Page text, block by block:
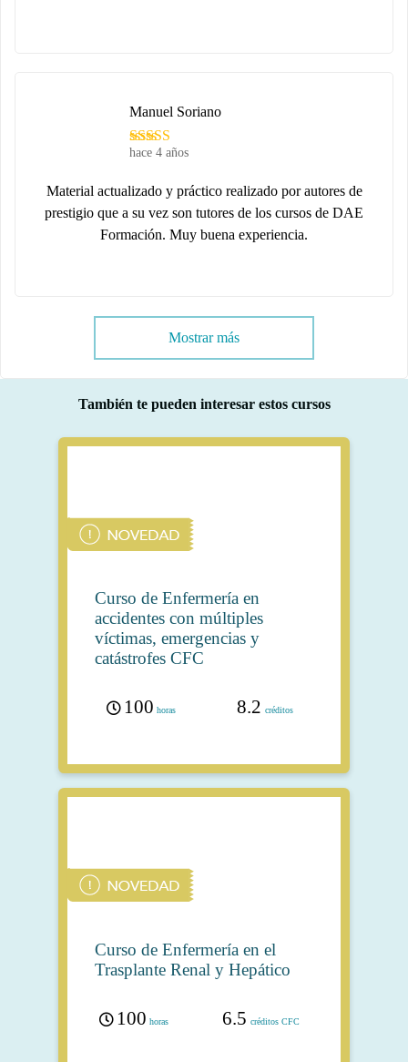
hace 4 años
Manuel Soriano
Material actualizado y práctico realizado por autores de
prestigio que a su vez son tutores de los cursos de DAE
Formación. Muy buena experiencia.
Mostrar más
También te pueden interesar estos cursos
Curso de Enfermería en
accidentes con múltiples
víctimas, emergencias y
catástrofes CFC
100 horas 8.2 créditos
Curso de Enfermería en el
Trasplante Renal y Hepático
100 horas 6.5 créditos CFC